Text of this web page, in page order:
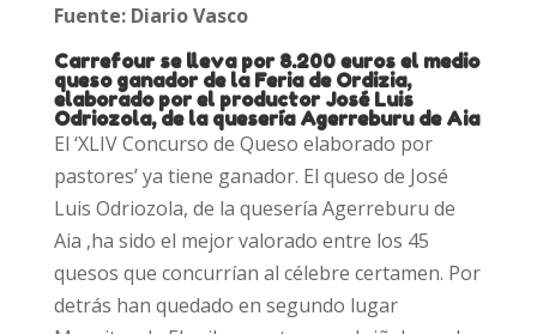
Fuente: Diario Vasco
Carrefour se lleva por 8.200 euros el medio
queso ganador de la Feria de Ordizia,
elaborado por el productor José Luis
Odriozola, de la quesería Agerreburu de Aia
El ‘XLIV Concurso de Queso elaborado por
pastores’ ya tiene ganador. El queso de José
Luis Odriozola, de la quesería Agerreburu de
Aia ,ha sido el mejor valorado entre los 45
quesos que concurrían al célebre certamen. Por
detrás han quedado en segundo lugar